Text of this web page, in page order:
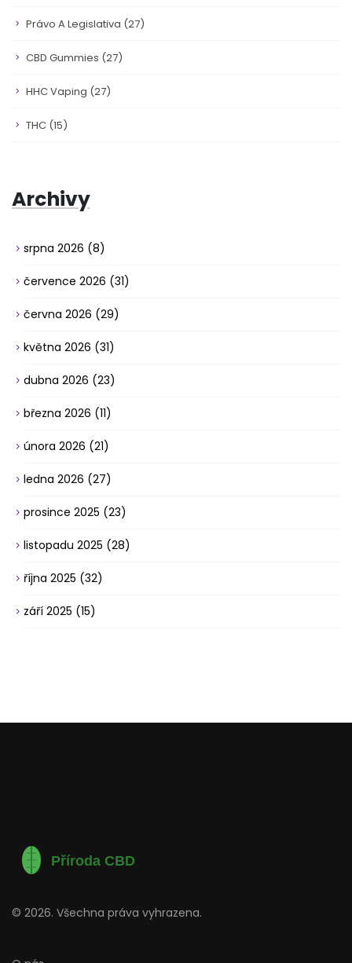
Právo A Legislativa (27)
CBD Gummies (27)
HHC Vaping (27)
THC (15)
Archivy
srpna 2026 (8)
července 2026 (31)
června 2026 (29)
května 2026 (31)
dubna 2026 (23)
března 2026 (11)
února 2026 (21)
ledna 2026 (27)
prosince 2025 (23)
listopadu 2025 (28)
října 2025 (32)
září 2025 (15)
© 2026. Všechna práva vyhrazena.